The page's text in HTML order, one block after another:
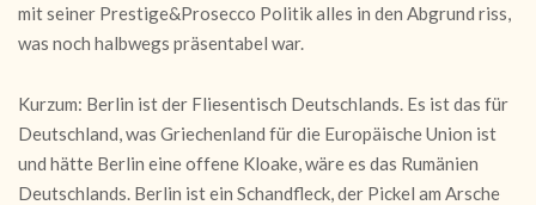
mit seiner Prestige&Prosecco Politik alles in den Abgrund riss,
was noch halbwegs präsentabel war.
Kurzum: Berlin ist der Fliesentisch Deutschlands. Es ist das für
Deutschland, was Griechenland für die Europäische Union ist
und hätte Berlin eine offene Kloake, wäre es das Rumänien
Deutschlands. Berlin ist ein Schandfleck, der Pickel am Arsche